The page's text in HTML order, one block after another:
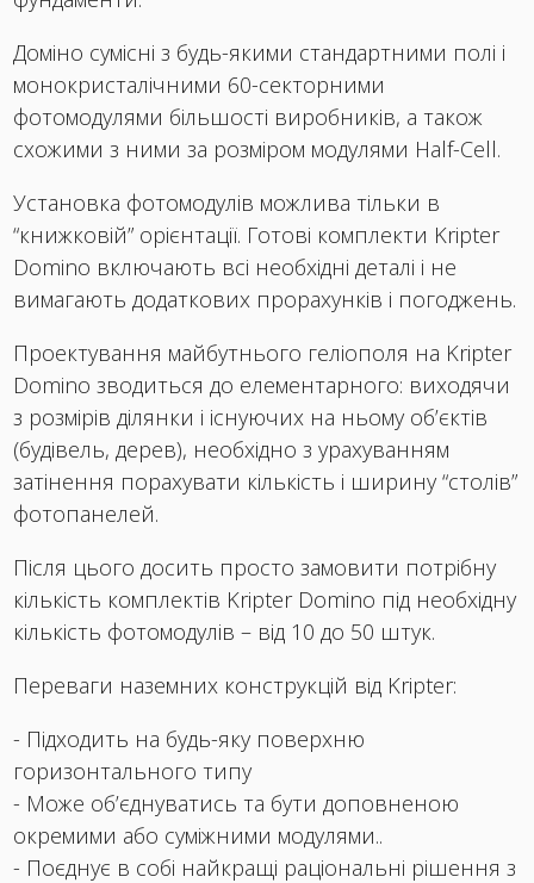
Доміно сумісні з будь-якими стандартними полі і
монокристалічними 60-секторними
фотомодулями більшості виробників, а також
схожими з ними за розміром модулями Half-Cell.
Установка фотомодулів можлива тільки в
“книжковій” орієнтації. Готові комплекти Kripter
Domino включають всі необхідні деталі і не
вимагають додаткових прорахунків і погоджень.
Проектування майбутнього геліополя на Kripter
Domino зводиться до елементарного: виходячи
з розмірів ділянки і існуючих на ньому об’єктів
(будівель, дерев), необхідно з урахуванням
затінення порахувати кількість і ширину “столів”
фотопанелей.
Після цього досить просто замовити потрібну
кількість комплектів Kripter Domino під необхідну
кількість фотомодулів – від 10 до 50 штук.
Переваги наземних конструкцій від Kripter:
- Підходить на будь-яку поверхню
горизонтального типу
- Може об’єднуватись та бути доповненою
окремими або суміжними модулями..
- Поєднує в собі найкращі раціональні рішення з